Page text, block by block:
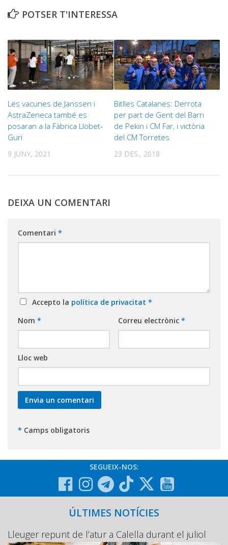
POTSER T'INTERESSA
Les vacunes de Janssen i
AstraZeneca també es
posaran a la Fàbrica Llobet-
Guri
9 JUNY, 2021
Bitlles Catalanes: Derrota
per part de Gent del Barri
de Pekin i CM Far, i victòria
del CM Torretes
23 DES., 2018
DEIXA UN COMENTARI
Comentari *
Accepto la política de privacitat *
Nom * Correu electrònic *
Lloc web
* Camps obligatoris
SEGUEIX-NOS:
ÚLTIMES NOTÍCIES
Lleuger repunt de l’atur a Calella durant el juliol